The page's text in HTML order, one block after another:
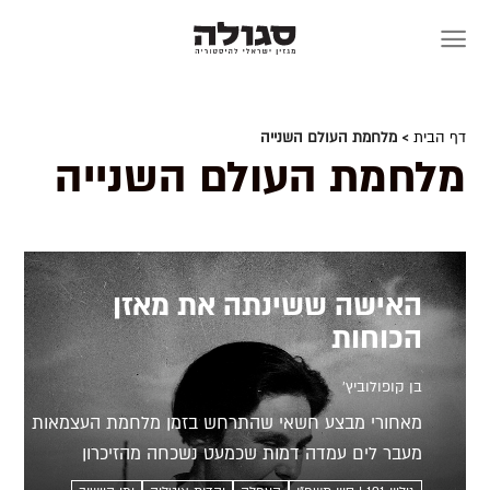
דף הבית > מלחמת העולם השנייה
מלחמת העולם השנייה
האישה ששינתה את מאזן
הכוחות
בן קופולוביץ'
מאחורי מבצע חשאי שהתרחש בזמן מלחמת העצמאות
מעבר לים עמדה דמות שכמעט נשכחה מהזיכרון
הציבורי. עדה סרני, מפקדת המוסד לעלייה ב' באיטליה,